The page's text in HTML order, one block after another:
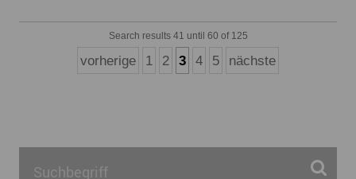
Search results 41 until 60 of 125
vorherige 1 2 3 4 5 nächste